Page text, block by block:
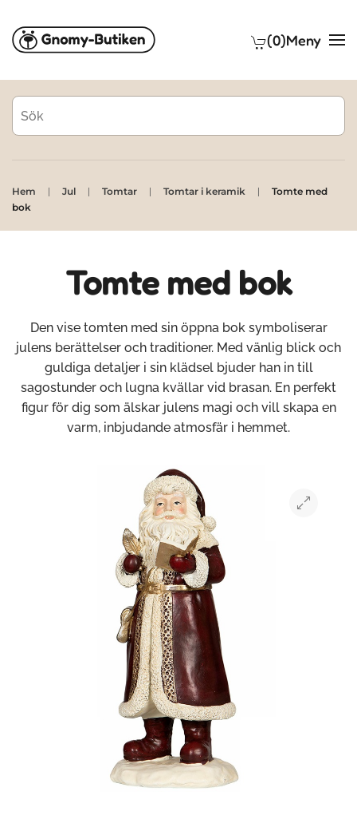
Skip to main content (0)Meny
Hem Jul Tomtar Tomtar i keramik
Tomte med
bok
Tomte med bok
Den vise tomten med sin öppna bok symboliserar
julens berättelser och traditioner. Med vänlig blick och
guldiga detaljer i sin klädsel bjuder han in till
sagostunder och lugna kvällar vid brasan. En perfekt
figur för dig som älskar julens magi och vill skapa en
varm, inbjudande atmosfär i hemmet.